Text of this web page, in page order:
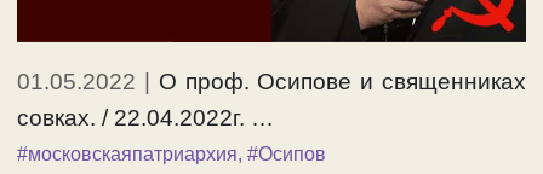
01.05.2022
О проф. Осипове и священниках
совках. / 22.04.2022г. …
#московскаяпатриархия, #Осипов